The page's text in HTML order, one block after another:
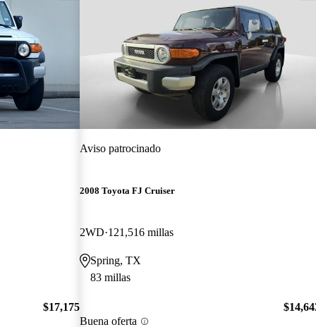
$17,175
Aviso patrocinado
2008 Toyota FJ Cruiser
2WD 121,516 millas
Spring, TX
83 millas
Buena oferta